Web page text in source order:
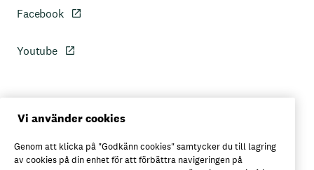
Facebook
Youtube
Personuppgiftspolicy
Axfoods integritetspolicy
Vi använder cookies
Genom att klicka på "Godkänn cookies" samtycker du till lagring
av cookies på din enhet för att förbättra navigeringen på